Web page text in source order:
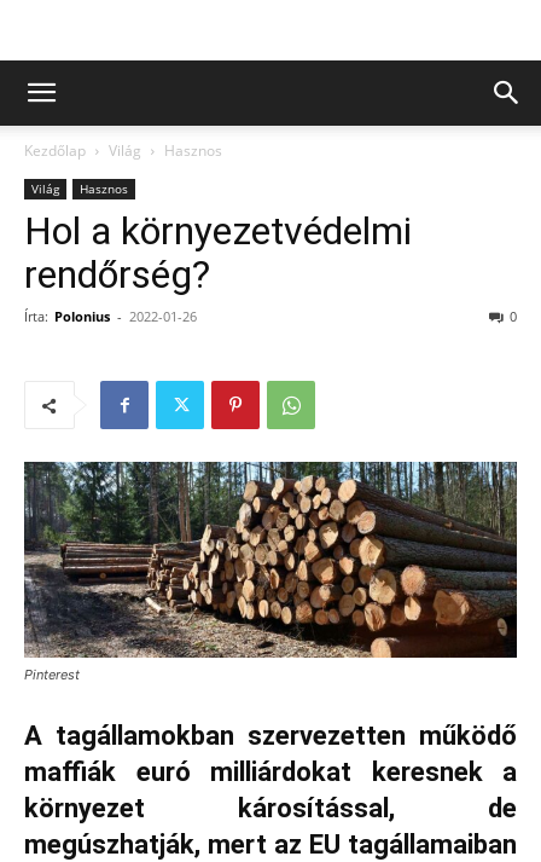
Kezdőlap Világ Hasznos
Világ Hasznos
Hol a környezetvédelmi
rendőrség?
Írta: Polonius - 2022-01-26 0
Pinterest
A tagállamokban szervezetten működő
maffiák euró milliárdokat keresnek a
környezet károsítással, de
megúszhatják, mert az EU tagállamaiban